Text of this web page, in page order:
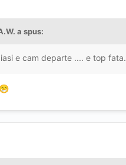
a spus:
e cam departe .... e top fata.
😁